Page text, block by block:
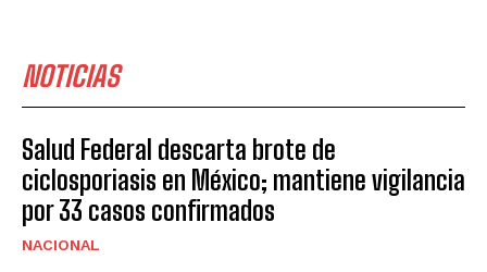
NOTICIAS
Salud Federal descarta brote de
ciclosporiasis en México; mantiene vigilancia
por 33 casos confirmados
NACIONAL